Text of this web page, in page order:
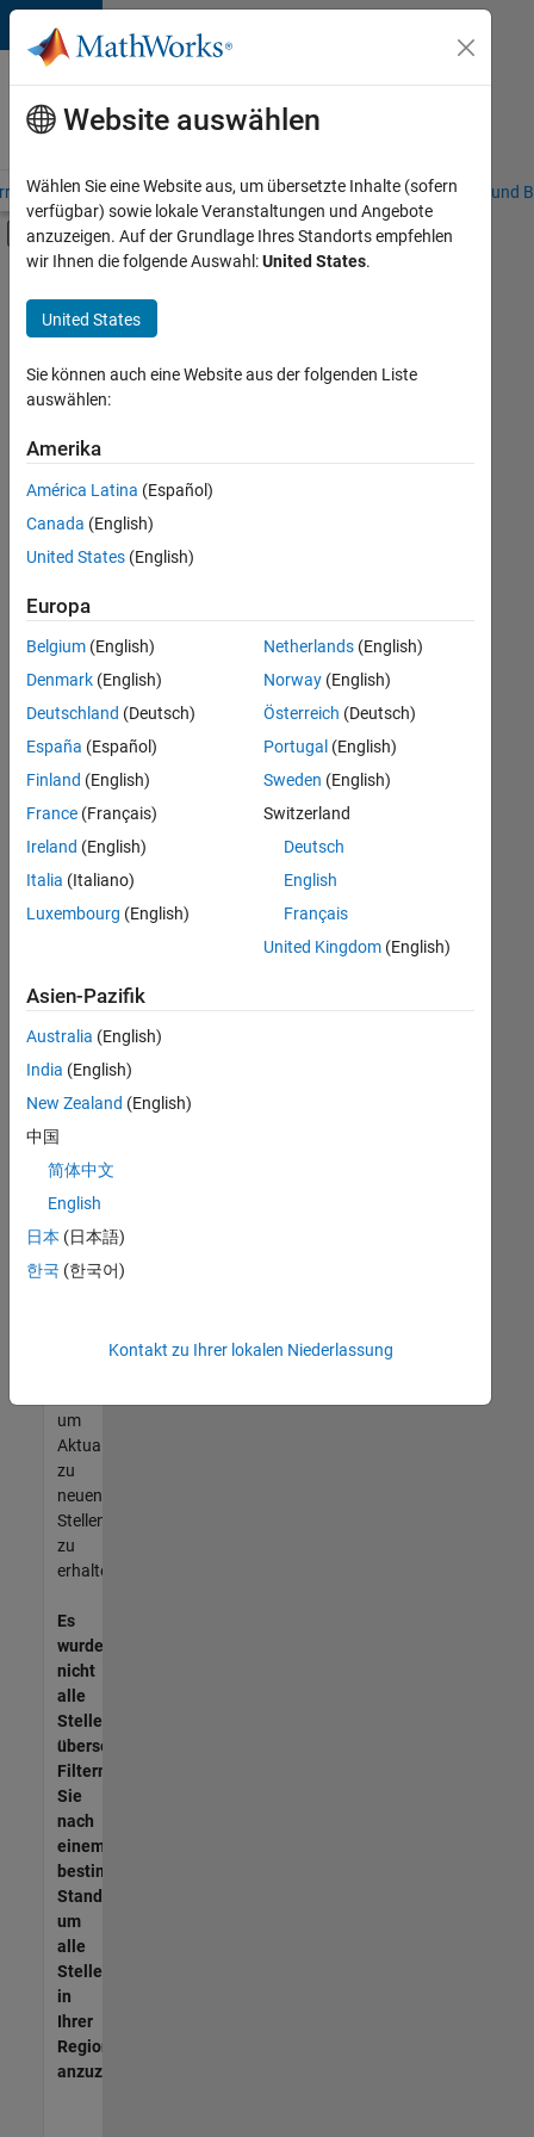
Weiter zum Inhalt
Karriere
bei
MathWorks
– Übersicht Stellensuche Niederlassungen Studierende und
Umschaltung für Off-Canvas-
Hauptinhalt
Finance and Operations
Legal
+1
Derzeit
es
keine
offenen
Stellen,
Ihren
Suchkriterien
entsprechen.
können
die
Suchkriterien
weiter
fassen
oder
alle
Stellenangebote
anzeigen .
noch
keine
offenen
Stellen
können,
die
Ihren
entsprechen,
werden
unseres
um
Aktualisierungen
zu
neuen
Stellenangeboten
zu
erhalten.
Es
wurden
nicht
alle
Stellen
übersetzt.
Filtern
Sie
nach
einem
bestimmten
Standort,
um
alle
Stellenangebote
in
Ihrer
Region
anzuzeigen.
Website auswählen
Wählen Sie eine Website aus, um übersetzte Inhalte (sofern
verfügbar) sowie lokale Veranstaltungen und Angebote
anzuzeigen. Auf der Grundlage Ihres Standorts empfehlen
wir Ihnen die folgende Auswahl:United States.
United States
Sie können auch eine Website aus der folgenden Liste
auswählen:
Amerika
América Latina (Español)
Canada (English)
United States (English)
Europa
Belgium (English)
Denmark (English)
Deutschland (Deutsch)
España (Español)
Finland (English)
France (Français)
Ireland (English)
Italia (Italiano)
Luxembourg (English)
Netherlands(English)
Norway(English)
Österreich (Deutsch)
Portugal (English)
Sweden (English)
Switzerland
Deutsch
English
Français
United Kingdom(English)
Asien-Pazifik
Australia (English)
India (English)
New Zealand (English)
中国
简体中文
English
日本 (日本語)
한국 (한국어)
Kontakt zu Ihrer lokalen Niederlassung